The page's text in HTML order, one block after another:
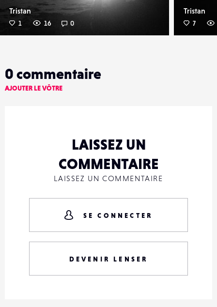
Tristan
1 16 0
Tristan
7
0 commentaire
AJOUTER LE VÔTRE
LAISSEZ UN
COMMENTAIRE
LAISSEZ UN COMMENTAIRE
SE CONNECTER
DEVENIR LENSER